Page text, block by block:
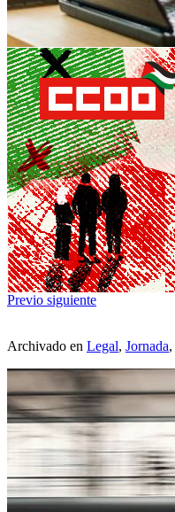
Previo siguiente
Archivado en Legal, Jornada,